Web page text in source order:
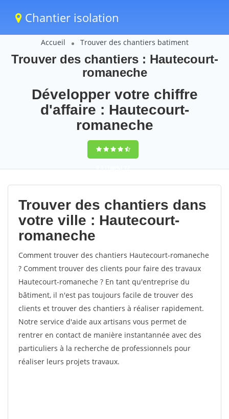
Chantier isolation
Accueil Trouver des chantiers batiment
Trouver des chantiers : Hautecourt-
romaneche
Développer votre chiffre
d'affaire : Hautecourt-
romaneche
9,5(100%)72
votes
Trouver des chantiers dans
votre ville : Hautecourt-
romaneche
Comment trouver des chantiers Hautecourt-romaneche
? Comment trouver des clients pour faire des travaux
Hautecourt-romaneche ? En tant qu'entreprise du
bâtiment, il n'est pas toujours facile de trouver des
clients et trouver des chantiers à réaliser rapidement.
Notre service d'aide aux artisans vous permet de
rentrer en contact de manière instantannée avec des
particuliers à la recherche de professionnels pour
réaliser leurs projets travaux.